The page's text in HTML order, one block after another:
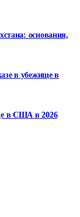
основания,
в убежище в
в США в 2026